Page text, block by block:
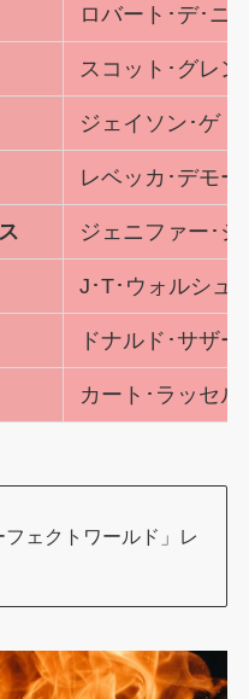
ロバート･デ･ニ
スコット･グレン
ジェイソン･ゲド
レベッカ･デモー
ジェニファー･
J･T･ウォルシュ
ドナルド･サザ
カート･ラッセル
ェクトワールド」レ